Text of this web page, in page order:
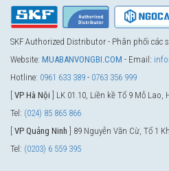
SKF Authorized Distributor - Phân phối các
Website: MUABANVONGBI.COM - Email:
Hotline: 0961 633 389 - 0763 356 999
[ VP Hà Nội ] LK 01.10, Liền kề Tổ 9 Mỗ Lao,
Tel: (024) 85 865 866
[ VP Quảng Ninh ] 89 Nguyễn Văn Cừ, Tổ 1
Tel: (0203) 6 559 395